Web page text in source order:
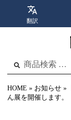
翻訳
結
検
索
HOME » お知らせ »
ん展を開催します。